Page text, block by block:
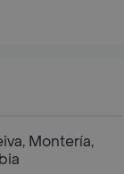
Montería,